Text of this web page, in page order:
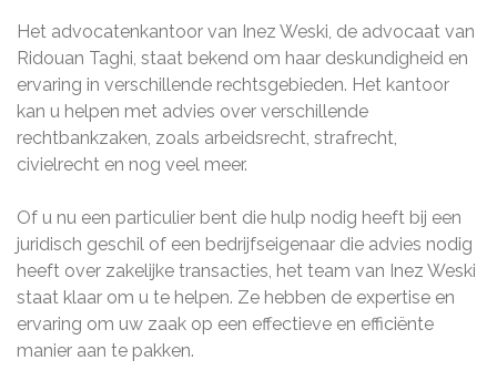
Het advocatenkantoor van Inez Weski, de advocaat van
Ridouan Taghi, staat bekend om haar deskundigheid en
ervaring in verschillende rechtsgebieden. Het kantoor
kan u helpen met advies over verschillende
rechtbankzaken, zoals arbeidsrecht, strafrecht,
civielrecht en nog veel meer.
Of u nu een particulier bent die hulp nodig heeft bij een
juridisch geschil of een bedrijfseigenaar die advies nodig
heeft over zakelijke transacties, het team van Inez Weski
staat klaar om u te helpen. Ze hebben de expertise en
ervaring om uw zaak op een effectieve en efficiënte
manier aan te pakken.